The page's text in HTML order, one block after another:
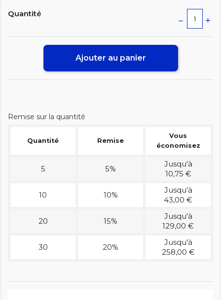
Quantité
Ajouter au panier
Remise sur la quantité
Quantité Remise
Vous
économisez
5 5%
Jusqu'à
10,75 €
10 10%
Jusqu'à
43,00 €
20 15%
Jusqu'à
129,00 €
30 20%
Jusqu'à
258,00 €